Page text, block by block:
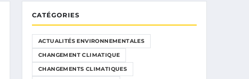
CATÉGORIES
ACTUALITÉS ENVIRONNEMENTALES
CHANGEMENT CLIMATIQUE
CHANGEMENTS CLIMATIQUES